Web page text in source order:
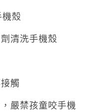
機殼
清洗手機殼
觸
嚴禁孩童咬手機